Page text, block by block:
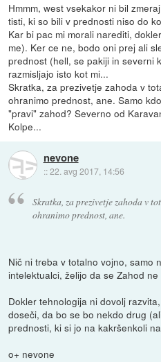
Hmmm, west vsekakor ni bil
tisti, ki so bili v prednosti niso do
Kar bi pac mi morali narediti,
me). Ker ce ne, bodo oni prej ali
prednost (hell, se pakiji in severni
razmisljajo isto kot mi...
Skratka, za prezivetje zahoda v
ohranimo prednost, ane. Samo
"pravi" zahod? Severno od
Kolpe...
nevone
::22. avg 2017, 14:56
Skratka, za prezivetje zahoda v
ohranimo prednost, ane.
Nič ni treba v totalno vojno, samo
intelektualci, želijo da se Zahod
Dokler tehnologija ni dovolj
doseči, da bo se bo nekdo drug
prednosti, ki si jo na kakršenkoli
o+ nevone